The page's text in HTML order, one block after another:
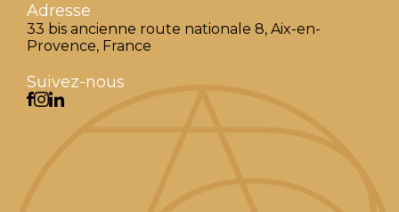
Adresse
33 bis ancienne route nationale 8, Aix-en-
Provence, France
Suivez-nous